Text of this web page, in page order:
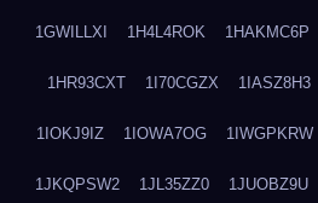
1GWILLXI 1H4L4ROK 1HAKMC6P
1HR93CXT 1I70CGZX 1IASZ8H3
1IOKJ9IZ 1IOWA7OG 1IWGPKRW
1JKQPSW2 1JL35ZZ0 1JUOBZ9U